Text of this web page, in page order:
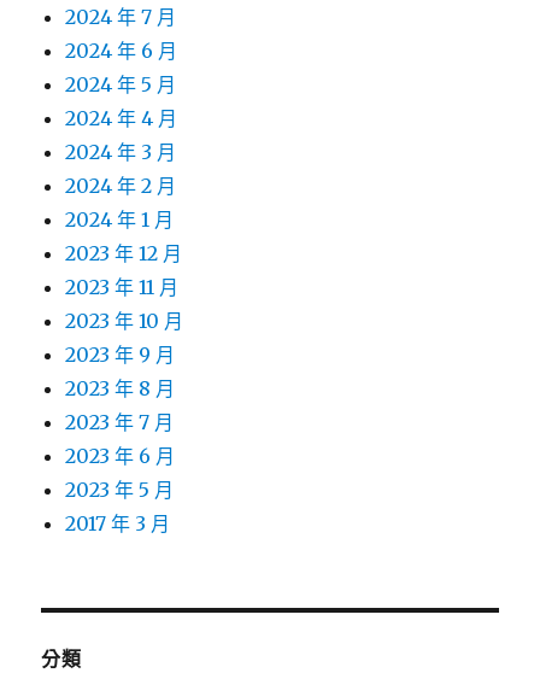
2024 年 7 月
2024 年 6 月
2024 年 5 月
2024 年 4 月
2024 年 3 月
2024 年 2 月
2024 年 1 月
2023 年 12 月
2023 年 11 月
2023 年 10 月
2023 年 9 月
2023 年 8 月
2023 年 7 月
2023 年 6 月
2023 年 5 月
2017 年 3 月
分類